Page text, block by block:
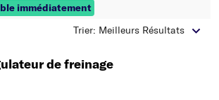
immédiatement
Trier: Meilleurs Résultats
de freinage